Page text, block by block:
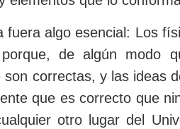
fuera algo esencial: Los
de algún modo
son correctas, y las ideas
que es correcto que
otro lugar del